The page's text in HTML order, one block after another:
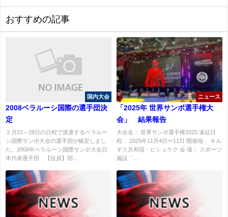
おすすめの記事
国内大会
2008ベラルーシ国際の選手団決
定
２月21～28日の日程で派遣するベラルー
シ国際サンボ大会の選手団が確定しまし
た。2008年ベラルーシ国際サンボ大会日
本代表選手団 【役員】団...
ニュース
「2025年 世界サンボ選手権大
会」 結果報告
大会名： 世界サンボ選手権2025 遠征日
程： 2025年11月4日〜11日 開催地： キル
ギス共和国・ビシュケク 会 場： スポーツ
施設「...